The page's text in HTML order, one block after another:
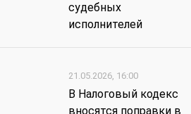
судебных
исполнителей
21.05.2026, 16:00
В Налоговый кодекс
вносятся поправки в